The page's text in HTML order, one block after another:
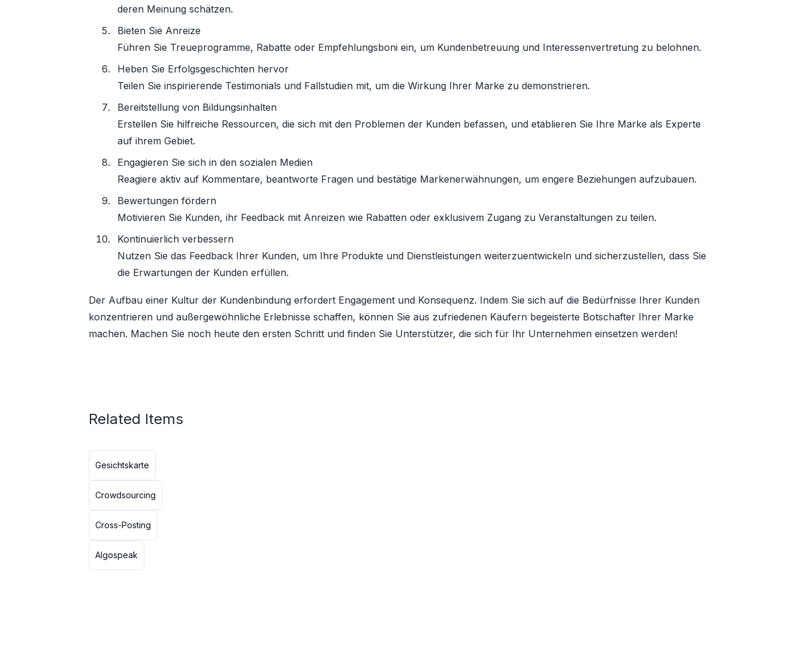
deren Meinung schätzen.
Bieten Sie Anreize
Führen Sie Treueprogramme, Rabatte oder Empfehlungsboni ein, um Kundenbetreuung und Interessenvertretung zu belohnen.
Heben Sie Erfolgsgeschichten hervor
Teilen Sie inspirierende Testimonials und Fallstudien mit, um die Wirkung Ihrer Marke zu demonstrieren.
Bereitstellung von Bildungsinhalten
Erstellen Sie hilfreiche Ressourcen, die sich mit den Problemen der Kunden befassen, und etablieren Sie Ihre Marke als Experte
auf ihrem Gebiet.
Engagieren Sie sich in den sozialen Medien
Reagiere aktiv auf Kommentare, beantworte Fragen und bestätige Markenerwähnungen, um engere Beziehungen aufzubauen.
Bewertungen fördern
Motivieren Sie Kunden, ihr Feedback mit Anreizen wie Rabatten oder exklusivem Zugang zu Veranstaltungen zu teilen.
Kontinuierlich verbessern
Nutzen Sie das Feedback Ihrer Kunden, um Ihre Produkte und Dienstleistungen weiterzuentwickeln und sicherzustellen, dass Sie
die Erwartungen der Kunden erfüllen.
Der Aufbau einer Kultur der Kundenbindung erfordert Engagement und Konsequenz. Indem Sie sich auf die Bedürfnisse Ihrer Kunden
konzentrieren und außergewöhnliche Erlebnisse schaffen, können Sie aus zufriedenen Käufern begeisterte Botschafter Ihrer Marke
machen. Machen Sie noch heute den ersten Schritt und finden Sie Unterstützer, die sich für Ihr Unternehmen einsetzen werden!
Related Items
Gesichtskarte
Crowdsourcing
Cross-Posting
Algospeak